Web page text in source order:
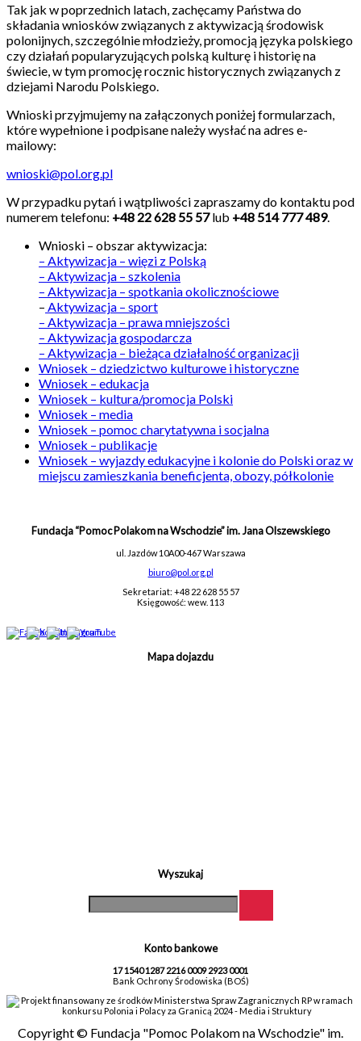
Tak jak w poprzednich latach, zachęcamy Państwa do
składania wniosków związanych z aktywizacją środowisk
polonijnych, szczególnie młodzieży, promocją języka polskiego
czy działań popularyzujących polską kulturę i historię na
świecie, w tym promocję rocznic historycznych związanych z
dziejami Narodu Polskiego.
Wnioski przyjmujemy na załączonych poniżej formularzach,
które wypełnione i podpisane należy wysłać na adres e-
mailowy:
wnioski@pol.org.pl
W przypadku pytań i wątpliwości zapraszamy do kontaktu pod
numerem telefonu: +48 22 628 55 57lub +48 514 777 489.
Wnioski – obszar aktywizacja:
– Aktywizacja – więzi z Polską
– Aktywizacja – szkolenia
– Aktywizacja – spotkania okolicznościowe
– Aktywizacja – sport
– Aktywizacja – prawa mniejszości
– Aktywizacja gospodarcza
– Aktywizacja – bieżąca działalność organizacji
Wniosek – dziedzictwo kulturowe i historyczne
Wniosek – edukacja
Wniosek – kultura/promocja Polski
Wniosek – media
Wniosek – pomoc charytatywna i socjalna
Wniosek – publikacje
Wniosek – wyjazdy edukacyjne i kolonie do Polski oraz w
miejscu zamieszkania beneficjenta, obozy, półkolonie
Fundacja “Pomoc Polakom na Wschodzie” im. Jana Olszewskiego
ul. Jazdów 10A00-467 Warszawa
biuro@pol.org.pl
Sekretariat: +48 22 628 55 57
Księgowość: wew. 113
Mapa dojazdu
Wyszukaj
Konto bankowe
17 1540 1287 2216 0009 2923 0001
Bank Ochrony Środowiska (BOŚ)
Projekt finansowany ze środków Ministerstwa Spraw Zagranicznych RP w ramach
konkursu Polonia i Polacy za Granicą 2024 - Media i Struktury
Copyright © Fundacja "Pomoc Polakom na Wschodzie" im.